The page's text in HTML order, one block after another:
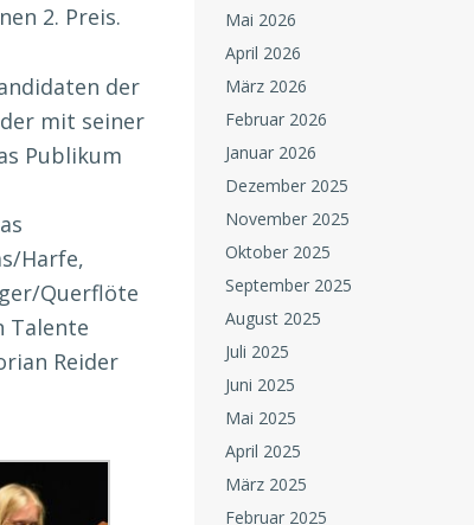
2. Preis.
der
mit seiner
Publikum
Harfe,
Querflöte
Talente
Reider
Mai 2026
April 2026
März 2026
Februar 2026
Januar 2026
Dezember 2025
November 2025
Oktober 2025
September 2025
August 2025
Juli 2025
Juni 2025
Mai 2025
April 2025
März 2025
Februar 2025